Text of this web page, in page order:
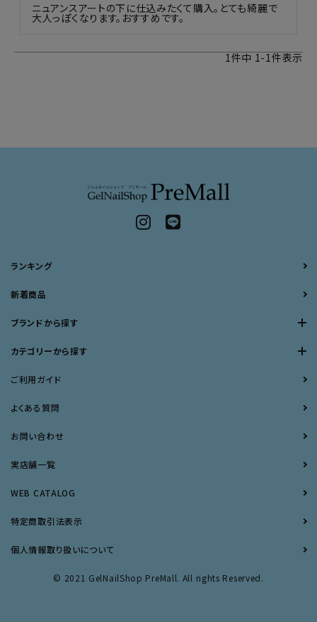
ニュアンスアートの下に仕込みたくて購入。とても綺麗で
大人っぽくなります。おすすめです。
1件中 1-1件表示
ランキング
新着商品
ブランドから探す
カテゴリーから探す
ご利用ガイド
よくある質問
お問い合わせ
実店舗一覧
WEB CATALOG
特定商取引法表示
個人情報取り扱いについて
© 2021 GelNailShop PreMall. All rights Reserved.